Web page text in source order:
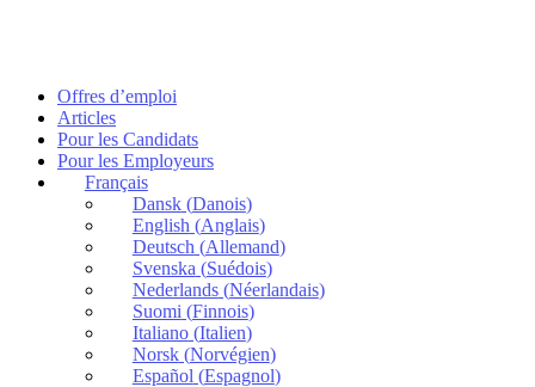
Offres d’emploi
Articles
Pour les Candidats
Pour les Employeurs
Français
Dansk(Danois)
English (Anglais)
Deutsch (Allemand)
Svenska (Suédois)
Nederlands(Néerlandais)
Suomi (Finnois)
Italiano(Italien)
Norsk(Norvégien)
Español (Espagnol)